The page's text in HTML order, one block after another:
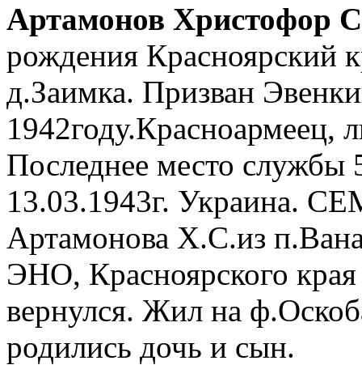
Артамонов Христофор
рождения Красноярский
д.Заимка. Призван
1942году.Красноармеец,
Последнее место службы
13.03.1943г. Украина.
Артамонова Х.С.из
ЭНО, Красноярского
вернулся. Жил на
родились дочь и сын.